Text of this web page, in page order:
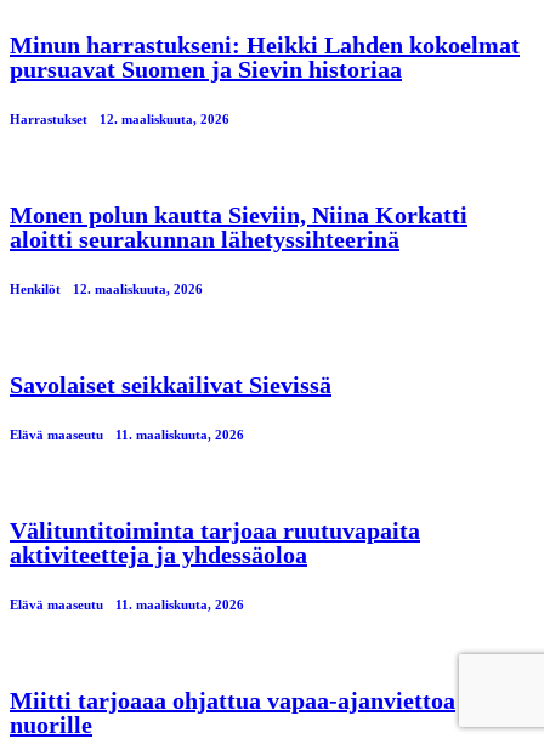
Minun harrastukseni: Heikki Lahden kokoelmat
pursuavat Suomen ja Sievin historiaa
Harrastukset 12. maaliskuuta, 2026
Monen polun kautta Sieviin, Niina Korkatti
aloitti seurakunnan lähetyssihteerinä
Henkilöt 12. maaliskuuta, 2026
Savolaiset seikkailivat Sievissä
Elävä maaseutu 11. maaliskuuta, 2026
Välituntitoiminta tarjoaa ruutuvapaita
aktiviteetteja ja yhdessäoloa
Elävä maaseutu 11. maaliskuuta, 2026
Miitti tarjoaaa ohjattua vapaa-ajanviettoa
nuorille